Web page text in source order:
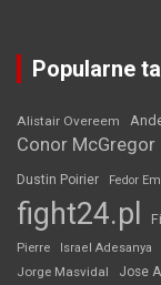
Popularne
Alistair Overeem
Conor McGregor
Dustin Poirier Fedor
fight24.pl
Pierre
Israel Adesanya
Jorge Masvidal Jose